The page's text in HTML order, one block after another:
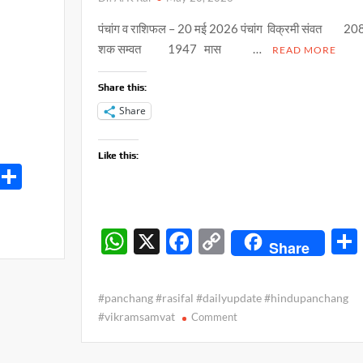
e
पंचांग व राशिफल – 20 मई 2026 पंचांग विक्रमी संवत
शक सम्वत 1947 मास …
READ MORE
Share this:
Share
Like this:
W
at
s
A
X F
e
b
o
C
o
p
y
Li
Share
S
#panchang #rasifal #dailyupdate #hindupanchang
#vikramsamvat
Commenton